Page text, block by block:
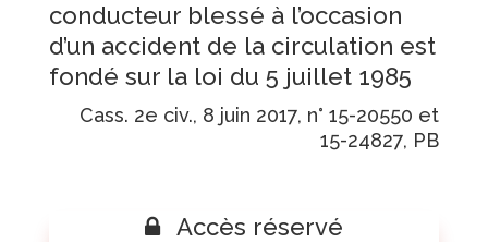
conducteur blessé à l’occasion
d’un accident de la circulation est
fondé sur la loi du 5 juillet 1985
Cass. 2e civ., 8 juin 2017, n° 15-20550 et
15-24827, PB
Accès réservé